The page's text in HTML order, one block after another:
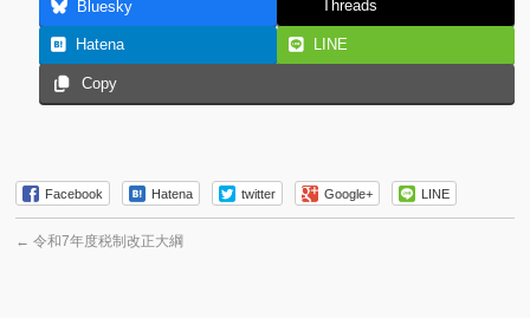
Bluesky Threads
Hatena LINE
Copy
Facebook Hatena twitter Google+ LINE
← 令和7年度税制改正大綱